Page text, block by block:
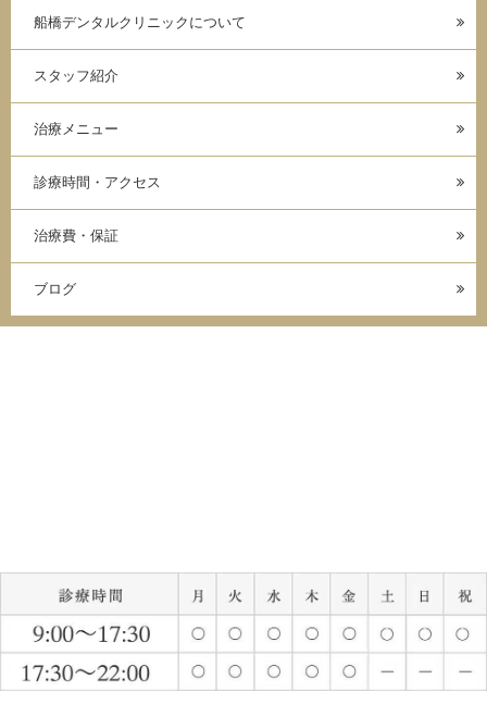
船橋デンタルクリニックについて
スタッフ紹介
治療メニュー
診療時間・アクセス
治療費・保証
ブログ